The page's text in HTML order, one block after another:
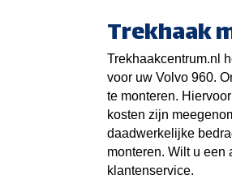
Trekhaak
Trekhaakcentrum.nl
voor uw Volvo 960.
te monteren.
kosten zijn
daadwerkelijke
monteren. Wilt u een
klantenservice.